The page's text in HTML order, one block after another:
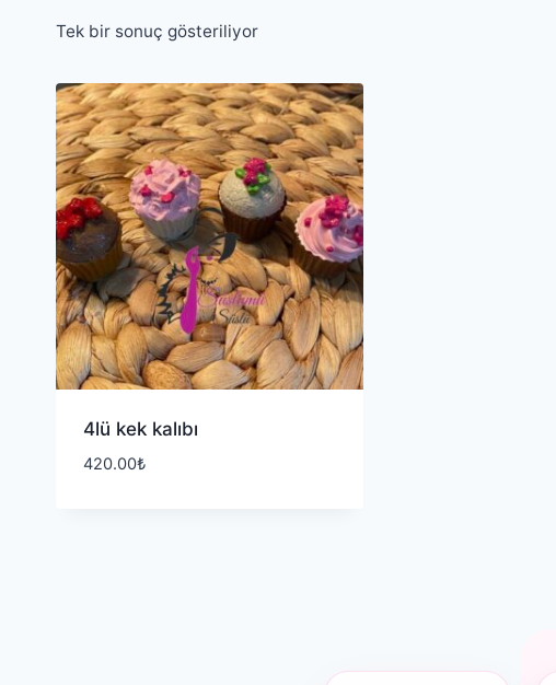
Tek bir sonuç gösteriliyor
4lü kek kalıbı
420.00₺